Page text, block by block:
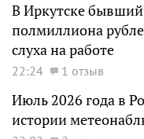
В Иркутске
полмиллиона
слуха на работе
22:24 1 отзыв
Июль 2026 года в
истории